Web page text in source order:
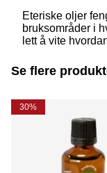
Eteriske oljer
bruksområder i
lett å vite
de vanligste
forklart.
Se flere
30%